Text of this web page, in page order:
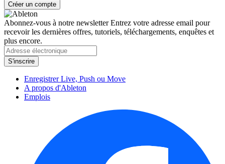
Abonnez-vous à notre newsletterEntrez votre adresse email pour
recevoir les dernières offres, tutoriels, téléchargements, enquêtes et
plus encore.
Enregistrer Live, Push ou Move
A propos d'Ableton
Emplois